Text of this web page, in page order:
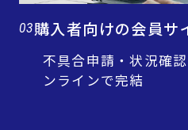
03購入者向けの会員サ
不具合申請・状況確
ンラインで完結